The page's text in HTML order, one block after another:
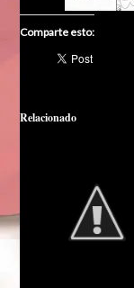
Comparte esto:
Relacionado